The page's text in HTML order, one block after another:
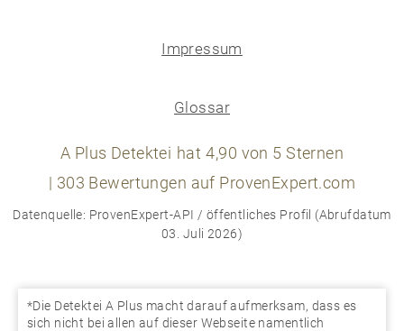
Impressum
Glossar
A Plus Detektei hat 4,90 von 5 Sternen
| 303 Bewertungen auf ProvenExpert.com
Datenquelle: ProvenExpert-API / öffentliches Profil (Abrufdatum
03. Juli 2026)
*Die Detektei A Plus macht darauf aufmerksam, dass es
sich nicht bei allen auf dieser Webseite namentlich